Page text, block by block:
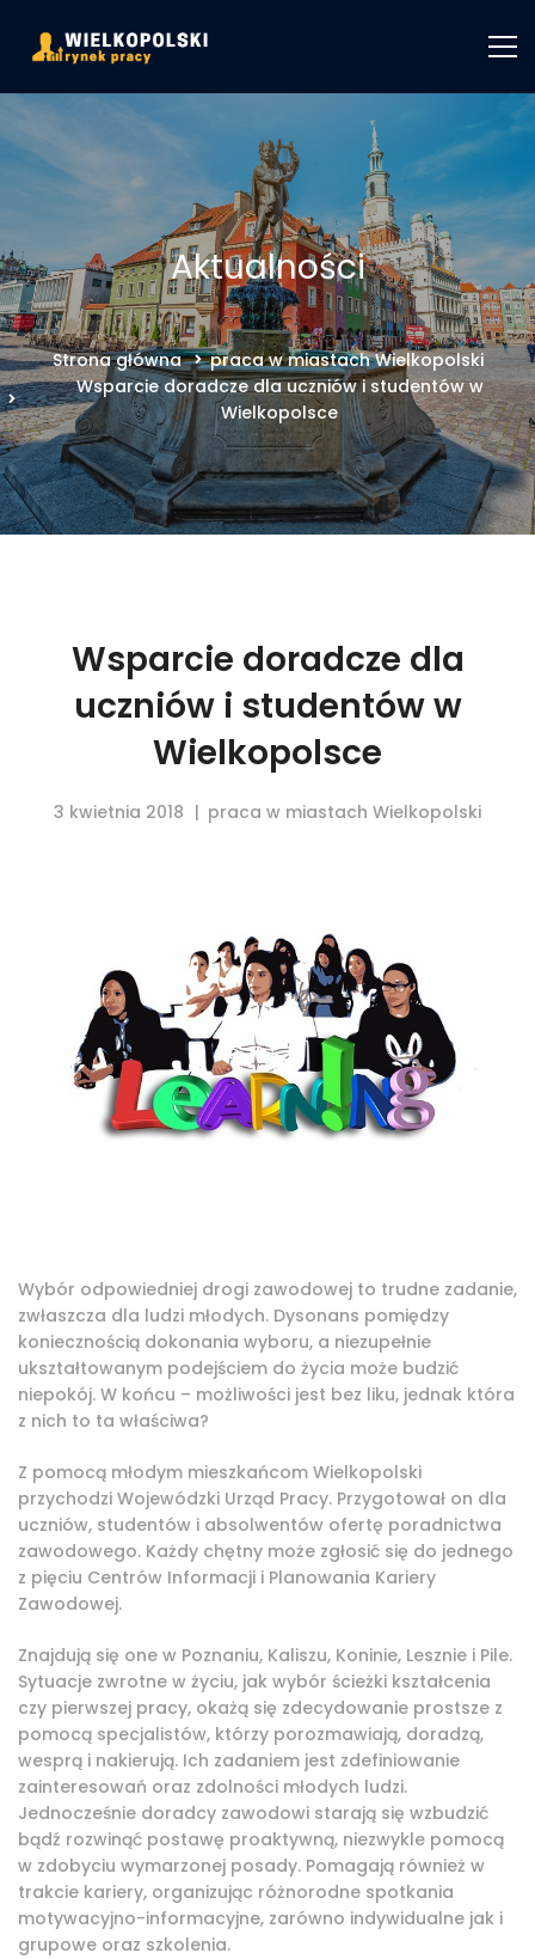
Aktualności
Strona główna
praca w miastach Wielkopolski
Wsparcie doradcze dla uczniów i studentów w
Wielkopolsce
Wsparcie doradcze dla
uczniów i studentów w
Wielkopolsce
3 kwietnia 2018 praca w miastach Wielkopolski
Wybór odpowiedniej drogi zawodowej to trudne zadanie,
zwłaszcza dla ludzi młodych. Dysonans pomiędzy
koniecznością dokonania wyboru, a niezupełnie
ukształtowanym podejściem do życia może budzić
niepokój. W końcu – możliwości jest bez liku, jednak która
z nich to ta właściwa?
Z pomocą młodym mieszkańcom Wielkopolski
przychodzi Wojewódzki Urząd Pracy. Przygotował on dla
uczniów, studentów i absolwentów ofertę poradnictwa
zawodowego. Każdy chętny może zgłosić się do jednego
z pięciu Centrów Informacji i Planowania Kariery
Zawodowej.
Znajdują się one w Poznaniu, Kaliszu, Koninie, Lesznie i Pile.
Sytuacje zwrotne w życiu, jak wybór ścieżki kształcenia
czy pierwszej pracy, okażą się zdecydowanie prostsze z
pomocą specjalistów, którzy porozmawiają, doradzą,
wesprą i nakierują. Ich zadaniem jest zdefiniowanie
zainteresowań oraz zdolności młodych ludzi.
Jednocześnie doradcy zawodowi starają się wzbudzić
bądź rozwinąć postawę proaktywną, niezwykle pomocą
w zdobyciu wymarzonej posady. Pomagają również w
trakcie kariery, organizując różnorodne spotkania
motywacyjno-informacyjne, zarówno indywidualne jak i
grupowe oraz szkolenia.